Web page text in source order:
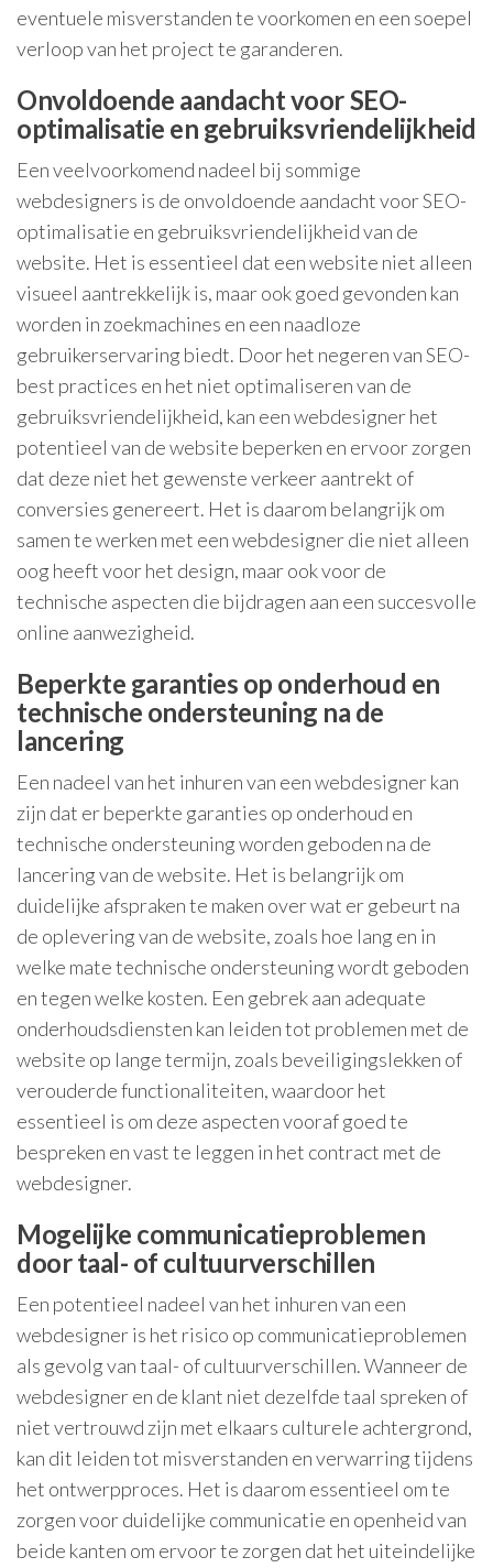
eventuele misverstanden te voorkomen en een soepel
verloop van het project te garanderen.
Onvoldoende aandacht voor SEO-
optimalisatie en gebruiksvriendelijkheid
Een veelvoorkomend nadeel bij sommige
webdesigners is de onvoldoende aandacht voor SEO-
optimalisatie en gebruiksvriendelijkheid van de
website. Het is essentieel dat een website niet alleen
visueel aantrekkelijk is, maar ook goed gevonden kan
worden in zoekmachines en een naadloze
gebruikerservaring biedt. Door het negeren van SEO-
best practices en het niet optimaliseren van de
gebruiksvriendelijkheid, kan een webdesigner het
potentieel van de website beperken en ervoor zorgen
dat deze niet het gewenste verkeer aantrekt of
conversies genereert. Het is daarom belangrijk om
samen te werken met een webdesigner die niet alleen
oog heeft voor het design, maar ook voor de
technische aspecten die bijdragen aan een succesvolle
online aanwezigheid.
Beperkte garanties op onderhoud en
technische ondersteuning na de
lancering
Een nadeel van het inhuren van een webdesigner kan
zijn dat er beperkte garanties op onderhoud en
technische ondersteuning worden geboden na de
lancering van de website. Het is belangrijk om
duidelijke afspraken te maken over wat er gebeurt na
de oplevering van de website, zoals hoe lang en in
welke mate technische ondersteuning wordt geboden
en tegen welke kosten. Een gebrek aan adequate
onderhoudsdiensten kan leiden tot problemen met de
website op lange termijn, zoals beveiligingslekken of
verouderde functionaliteiten, waardoor het
essentieel is om deze aspecten vooraf goed te
bespreken en vast te leggen in het contract met de
webdesigner.
Mogelijke communicatieproblemen
door taal- of cultuurverschillen
Een potentieel nadeel van het inhuren van een
webdesigner is het risico op communicatieproblemen
als gevolg van taal- of cultuurverschillen. Wanneer de
webdesigner en de klant niet dezelfde taal spreken of
niet vertrouwd zijn met elkaars culturele achtergrond,
kan dit leiden tot misverstanden en verwarring tijdens
het ontwerpproces. Het is daarom essentieel om te
zorgen voor duidelijke communicatie en openheid van
beide kanten om ervoor te zorgen dat het uiteindelijke